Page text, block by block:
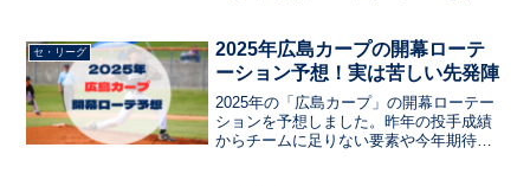
2024年のドラゴンズ投手成績を振り返
り、2025年のドラゴンズ開幕ローテーシ
ョンを予想します。
セ・リーグ
2025年広島カープの開幕ローテ
ーション予想！実は苦しい先発陣
2025年の「広島カープ」の開幕ローテー
ションを予想しました。昨年の投手成績
からチームに足りない要素や今年期待し